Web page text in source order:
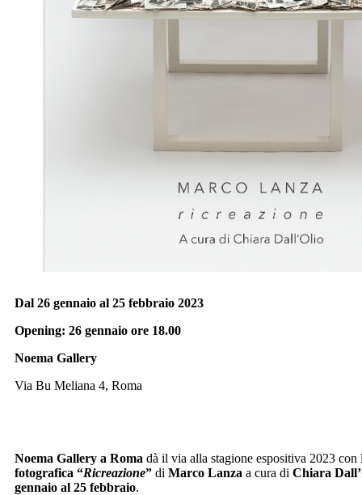
Dal 26 gennaio al 25 febbraio 2023
Opening: 26 gennaio ore 18.00
Noema Gallery
Via Bu Meliana 4, Roma
Noema Gallery a Roma dà il via alla stagione espositiva 2023 con
fotografica “Ricreazione” di Marco Lanza a cura di Chiara
gennaio al 25 febbraio.